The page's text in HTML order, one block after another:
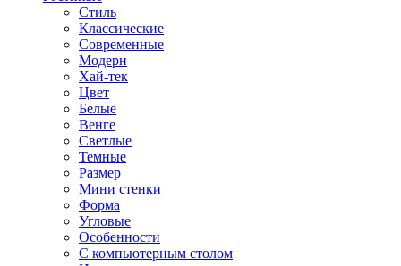
Стиль
Классические
Современные
Модерн
Хай-тек
Цвет
Белые
Венге
Светлые
Темные
Размер
Мини стенки
Форма
Угловые
Особенности
С компьютерным столом